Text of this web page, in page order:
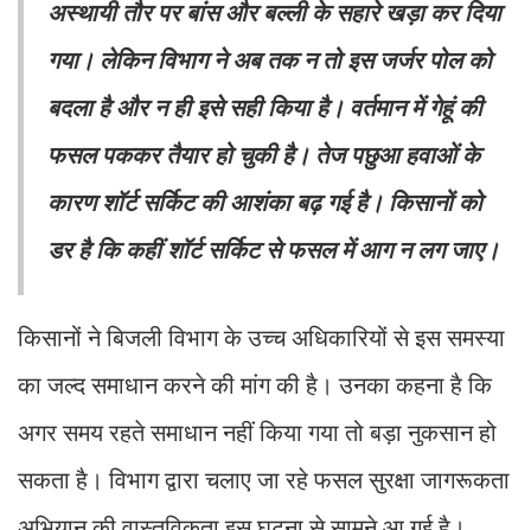
अस्थायी तौर पर बांस और बल्ली के सहारे खड़ा कर दिया
गया। लेकिन विभाग ने अब तक न तो इस जर्जर पोल को
बदला है और न ही इसे सही किया है। वर्तमान में गेहूं की
फसल पककर तैयार हो चुकी है। तेज पछुआ हवाओं के
कारण शॉर्ट सर्किट की आशंका बढ़ गई है। किसानों को
डर है कि कहीं शॉर्ट सर्किट से फसल में आग न लग जाए।
किसानों ने बिजली विभाग के उच्च अधिकारियों से इस समस्या
का जल्द समाधान करने की मांग की है। उनका कहना है कि
अगर समय रहते समाधान नहीं किया गया तो बड़ा नुकसान हो
सकता है। विभाग द्वारा चलाए जा रहे फसल सुरक्षा जागरूकता